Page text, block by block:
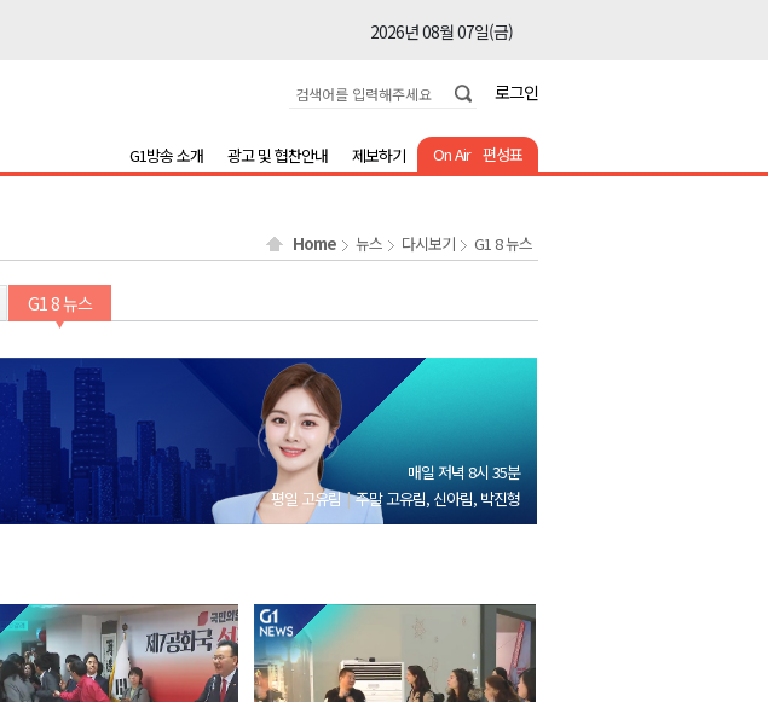
2026년 08월 07일(금)
2026년 08월 07일(금)
2026년 08월 07일(금)
2026년 08월 07일(금)
2026년 08월 07일(금)
2026년 08월 07일(금)
2026년 08월 07일(금)
2026년 08월 07일(금)
2026년 08월 07일(금)
2026년 08월 07일(금)
2026년 08월 07일(금)
로그인
On Air 편성표
G1방송 소개 광고 및 협찬안내 제보하기
Home 뉴스 다시보기 G1 8 뉴스
G1 8 뉴스
매일 저녁 8시 35분
평일 고유림
주말 고유림, 신아림, 박진형